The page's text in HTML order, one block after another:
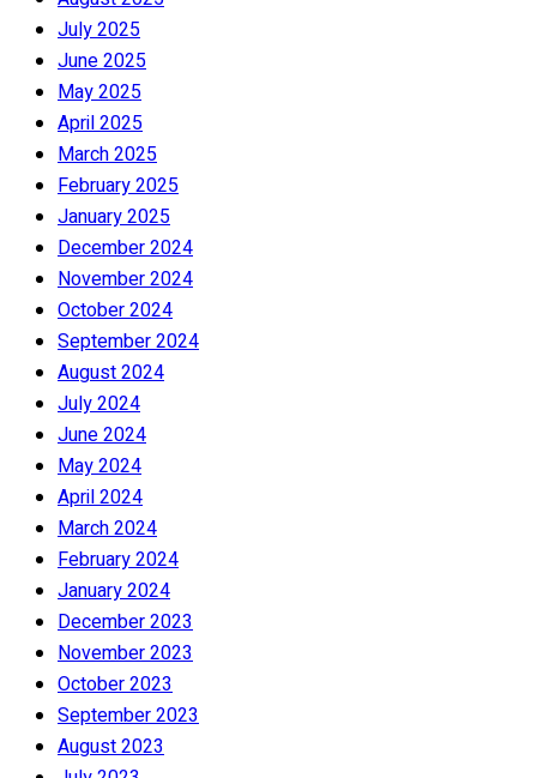
July 2025
June 2025
May 2025
April 2025
March 2025
February 2025
January 2025
December 2024
November 2024
October 2024
September 2024
August 2024
July 2024
June 2024
May 2024
April 2024
March 2024
February 2024
January 2024
December 2023
November 2023
October 2023
September 2023
August 2023